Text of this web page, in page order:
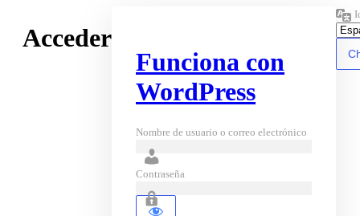
Acceder
Funciona con
WordPress
Nombre de usuario o correo electrónico
Contraseña